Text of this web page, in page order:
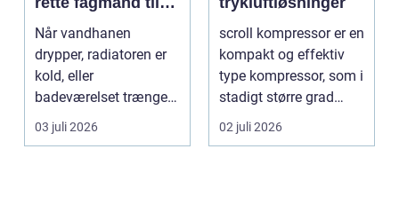
opgaven
Når vandhanen
drypper, radiatoren er
kold, eller
badeværelset trænger
til en gennemgribende
renoveri...
03 juli 2026
scroll kompressor er en
kompakt og effektiv
type kompressor, som i
stadigt større grad
vælges til an...
02 juli 2026